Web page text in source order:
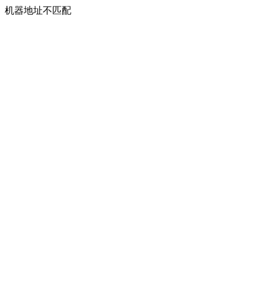
机器地址不匹配